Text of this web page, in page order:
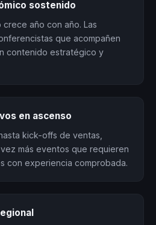
sostenido
crece año con año. Las
que acompañen
contenido estratégico y
en ascenso
kick-offs de ventas,
más eventos que requieren
con experiencia comprobada.